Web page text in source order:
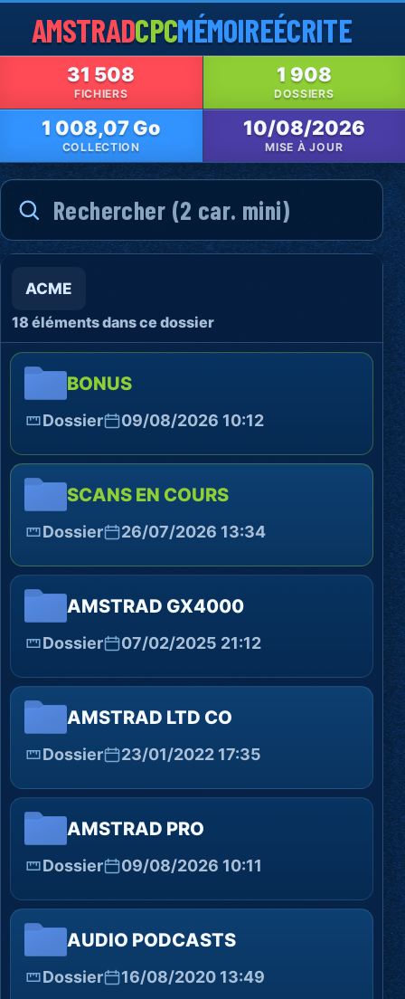
AMSTRADCPCMÉMOIREÉCRITE
31 508
FICHIERS
1 908
DOSSIERS
1 008,07 Go
COLLECTION
10/08/2026
MISE À JOUR
ACME
18 éléments dans ce dossier
BONUS
Dossier 09/08/2026 10:12
SCANS EN COURS
Dossier 26/07/2026 13:34
AMSTRAD GX4000
Dossier 07/02/2025 21:12
AMSTRAD LTD CO
Dossier 23/01/2022 17:35
AMSTRAD PRO
Dossier 09/08/2026 10:11
AUDIO PODCASTS
Dossier 16/08/2020 13:49